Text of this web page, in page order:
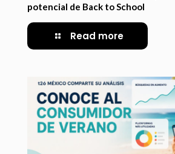
potencial de Back to School
Read more